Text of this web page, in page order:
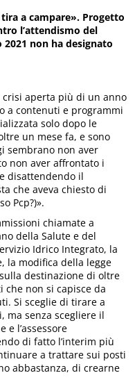
a campare». Progetto
l’attendismo del
non ha designato
crisi aperta più di un anno
a contenuti e programmi
solo dopo le
un mese fa, e sono
sembrano non aver
non aver affrontato i
disattendendo il
che aveva chiesto di
Pcp?)».
chiamate a
della Salute e del
Idrico Integrato, la
la modifica della legge
destinazione di oltre
che non si capisce da
Si sceglie di tirare a
ma senza scegliere il
e l’assessore
di fatto l’interim più
a trattare sui posti
abbastanza, di crearne